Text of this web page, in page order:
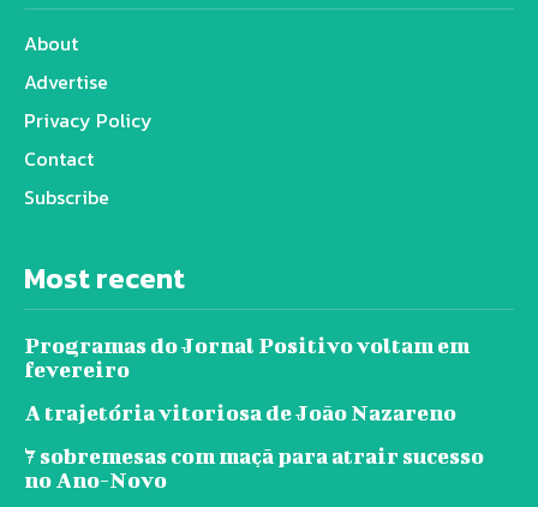
About
Advertise
Privacy Policy
Contact
Subscribe
Most recent
Programas do Jornal Positivo voltam em
fevereiro
A trajetória vitoriosa de João Nazareno
7 sobremesas com maçã para atrair sucesso
no Ano-Novo